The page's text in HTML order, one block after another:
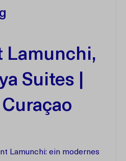
Lamunchi,
Suites |
Lamunchi: ein modernes